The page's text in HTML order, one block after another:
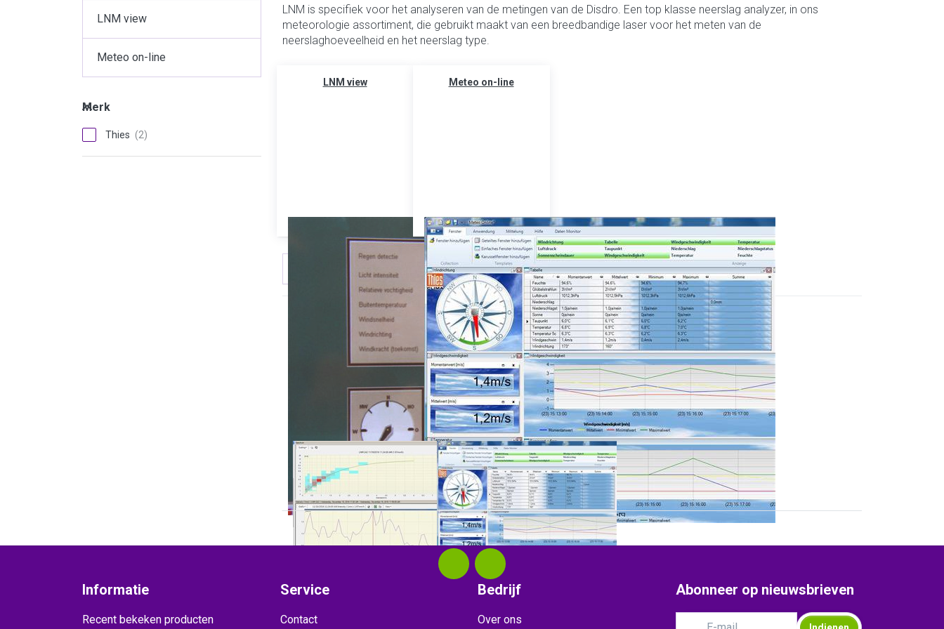
LNM view
Meteo on-line
Merk
Merk
Thies
LNM is specifiek voor het analyseren van de metingen van de Disdro. Een top klasse neerslag analyzer, in ons
meteorologie assortiment, die gebruikt maakt van een breedbandige laser voor het meten van de
neerslaghoeveelheid en het neerslag type.
LNM view Meteo on-line
THIES
9.1700.99.000
THIES
9.1700.98.000
Informatie
Recent bekeken producten
Service
Contact
Bedrijf
Over ons
Abonneer op nieuwsbrieven